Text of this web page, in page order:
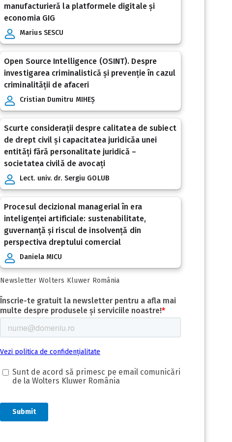
manufacturieră la platformele digitale și
economia GIG
Marius SESCU
Open Source Intelligence (OSINT). Despre
investigarea criminalistică și prevenție în cazul
criminalității de afaceri
Cristian Dumitru MIHEȘ
Scurte considerații despre calitatea de subiect
de drept civil și capacitatea juridicăa unei
entități fără personalitate juridică –
societatea civilă de avocați
Lect. univ. dr. Sergiu GOLUB
Procesul decizional managerial în era
inteligenței artificiale: sustenabilitate,
guvernanță și riscul de insolvență din
perspectiva dreptului comercial
Daniela MICU
Newsletter Wolters Kluwer România